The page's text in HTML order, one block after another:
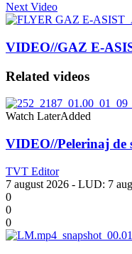
Next Video
VIDEO//GAZ E-
Related videos
Watch LaterAdded
VIDEO//Pelerinaj de
TVT Editor
7 august 2026 - LUD: 7
0
0
0